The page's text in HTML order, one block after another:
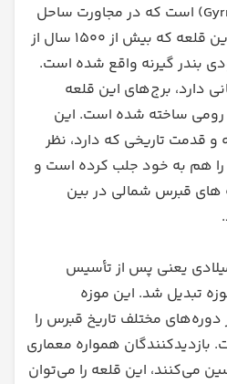
شک قلعه گیرنه (Gyrn Castle) است که در مجاورت ساحل
دریای مدیترانه قرار دارد. این قلعه که بیش از ۱۵۰۰ سال از
بندر گیرنه واقع شده است.
دارد، برج‌های این قلعه
ساخته شده است. این
و قدمت تاریخی که دارد، نظر
را هم به خود جلب کرده است و
های قبرس شمالی در بین
گیرنه در سال ۱۹۶۰ میلادی یعنی پس از تأسیس
تبدیل شد. این موزه
دوره‌های مختلف تاریخ قبرس را
همواره معماری
می‌کنند، این قلعه را می‌توان